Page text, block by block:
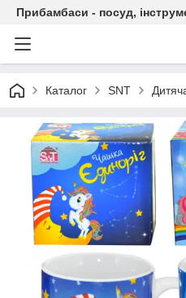
Прибамбаси - посуд,
Каталог SNT